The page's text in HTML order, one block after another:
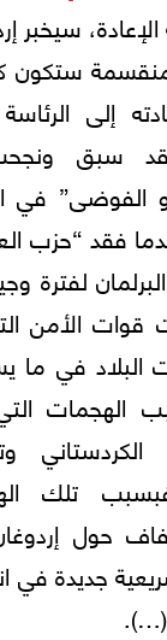
سيخبر
ستكون
إلى
سبق
أو الفوضى”
عندما فقد “حزب
لفترة
الأمن
في ما
الهجمات
فبسبب تلك
حول
جديدة في
(…).